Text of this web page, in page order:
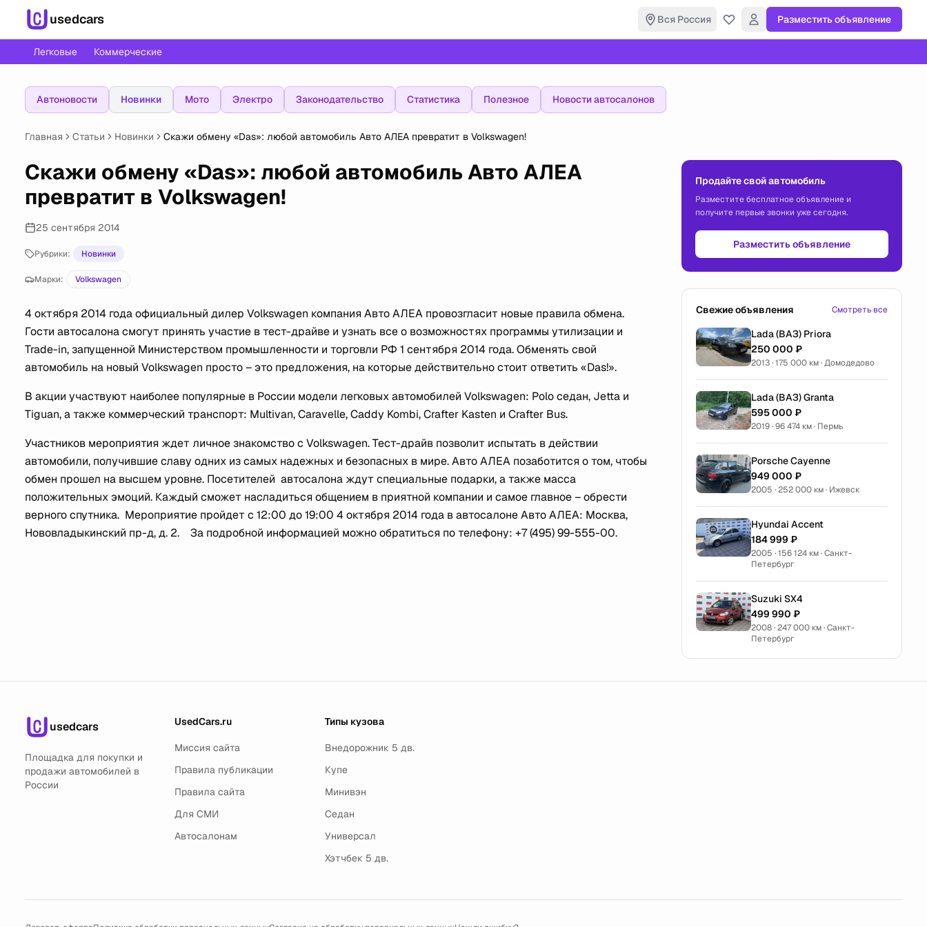
usedcars Вся Россия Разместить объявление
Легковые Коммерческие
Автоновости Новинки Мото Электро Законодательство Статистика Полезное Новости автосалонов
Главная Статьи Новинки Скажи обмену «Das»: любой автомобиль Авто АЛЕА превратит в Volkswagen!
Скажи обмену «Das»: любой автомобиль Авто АЛЕА
превратит в Volkswagen!
25 сентября 2014
Рубрики: Новинки
Марки: Volkswagen
4 октября 2014 года официальный дилер Volkswagen компания Авто АЛЕА провозгласит новые правила обмена.
Гости автосалона смогут принять участие в тест-драйве и узнать все о возможностях программы утилизации и
Trade-in, запущенной Министерством промышленности и торговли РФ 1 сентября 2014 года. Обменять свой
автомобиль на новый Volkswagen просто – это предложения, на которые действительно стоит ответить «Das!».
В акции участвуют наиболее популярные в России модели легковых автомобилей Volkswagen: Polo седан, Jetta и
Tiguan, а также коммерческий транспорт: Multivan, Caravelle, Caddy Kombi, Crafter Kasten и Crafter Bus.
Участников мероприятия ждет личное знакомство с Volkswagen. Тест-драйв позволит испытать в действии
автомобили, получившие славу одних из самых надежных и безопасных в мире. Авто АЛЕА позаботится о том, чтобы
обмен прошел на высшем уровне. Посетителей автосалона ждут специальные подарки, а также масса
положительных эмоций. Каждый сможет насладиться общением в приятной компании и самое главное – обрести
верного спутника. Мероприятие пройдет с 12:00 до 19:00 4 октября 2014 года в автосалоне Авто АЛЕА: Москва,
Нововладыкинский пр-д, д. 2. За подробной информацией можно обратиться по телефону: +7 (495) 99-555-00.
Продайте свой автомобиль
Разместите бесплатное объявление и
получите первые звонки уже сегодня.
Разместить объявление
Свежие объявления Смотреть все
Lada (ВАЗ) Priora
250 000 ₽
2013 · 175 000 км · Домодедово
Lada (ВАЗ) Granta
595 000 ₽
2019 · 96 474 км · Пермь
Porsche Cayenne
949 000 ₽
2005 · 252 000 км · Ижевск
Hyundai Accent
184 999 ₽
2005 · 156 124 км · Санкт-
Петербург
Suzuki SX4
499 990 ₽
2008 · 247 000 км · Санкт-
Петербург
usedcars
Площадка для покупки и
продажи автомобилей в
России
UsedCars.ru
Миссия сайта
Правила публикации
Правила сайта
Для СМИ
Автосалонам
Типы кузова
Внедорожник 5 дв.
Купе
Минивэн
Седан
Универсал
Хэтчбек 5 дв.